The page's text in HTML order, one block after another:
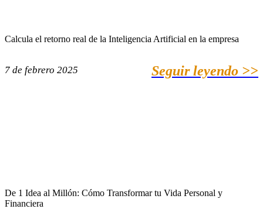
Calcula el retorno real de la Inteligencia Artificial en la empresa
7 de febrero 2025 Seguir leyendo >>
De 1 Idea al Millón: Cómo Transformar tu Vida Personal y
Financiera